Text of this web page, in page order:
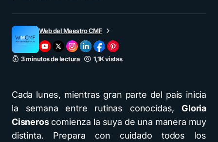
Web del Maestro CMF
3 minutos de lectura 1,1K vistas
Cada lunes, mientras gran parte del país inicia
la semana entre rutinas conocidas,Gloria
Cisneroscomienza la suya de una manera muy
distinta. Prepara con cuidado todos los